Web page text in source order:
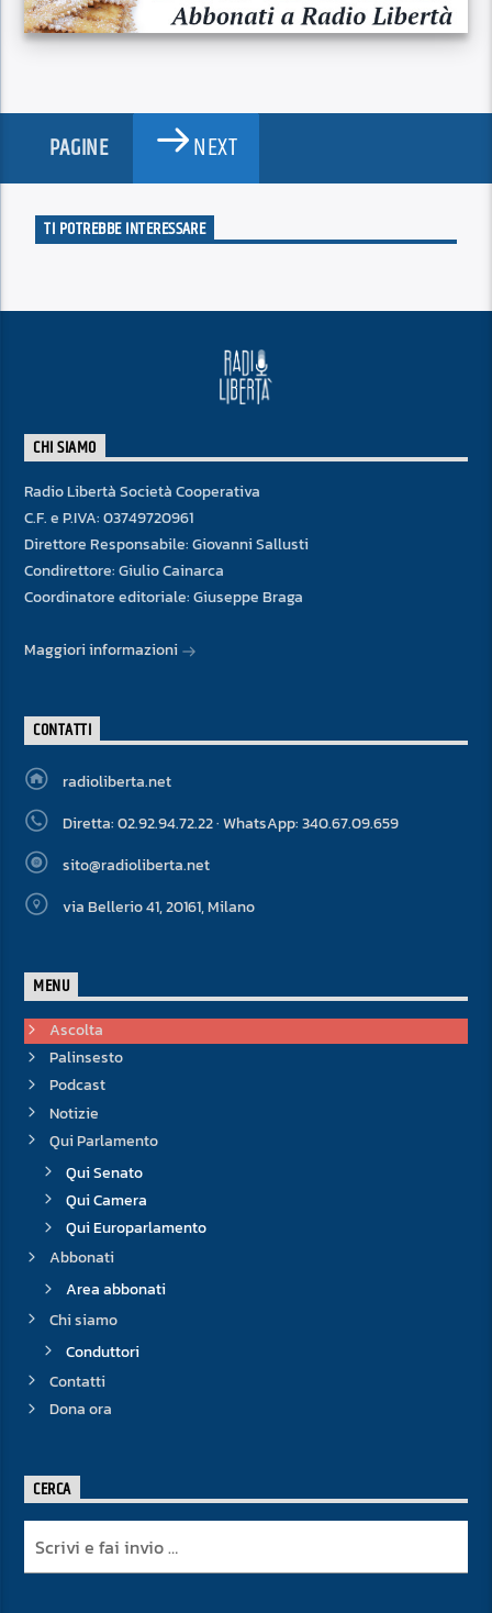
PAGINE NEXT
TI POTREBBE INTERESSARE
CHI SIAMO
Radio Libertà Società Cooperativa
C.F. e P.IVA: 03749720961
Direttore Responsabile: Giovanni Sallusti
Condirettore: Giulio Cainarca
Coordinatore editoriale: Giuseppe Braga
Maggiori informazioni
CONTATTI
radioliberta.net
Diretta: 02.92.94.72.22 · WhatsApp: 340.67.09.659
sito@radioliberta.net
via Bellerio 41, 20161, Milano
MENU
Ascolta
Palinsesto
Podcast
Notizie
Qui Parlamento
Qui Senato
Qui Camera
Qui Europarlamento
Abbonati
Area abbonati
Chi siamo
Conduttori
Contatti
Dona ora
CERCA